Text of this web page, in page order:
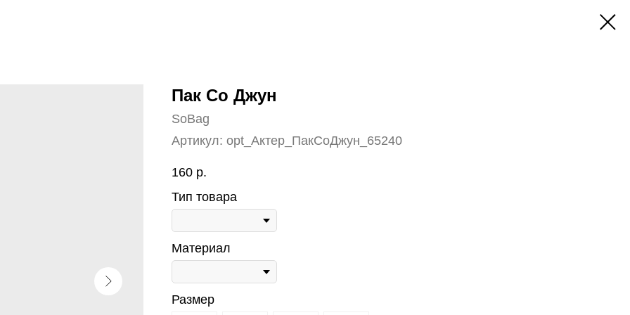
Пак Со Джун
SoBag
Артикул: opt_Актер_ПакСоДжун_65240
160 р.
Тип товара
Материал
Размер